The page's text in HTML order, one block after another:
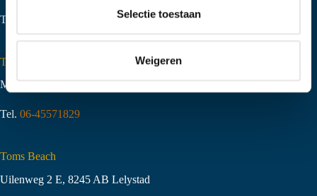
i
Selectie toestaan
Weigeren
Tel.
Toms Creek Appeltern
Molenstraat 10,6629 KJ Appeltern
Tel. 06-45571829
Toms Beach
Uilenweg 2 E, 8245 AB Lelystad